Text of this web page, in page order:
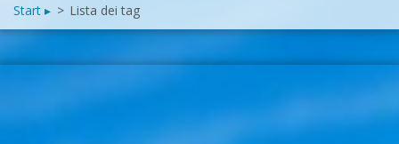
Start ▸ > Lista dei tag